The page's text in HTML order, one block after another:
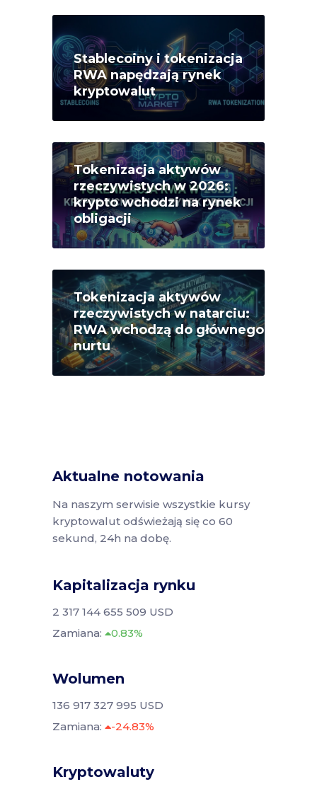
Stablecoiny i tokenizacja
RWA napędzają rynek
kryptowalut
Tokenizacja aktywów
rzeczywistych w 2026:
krypto wchodzi na rynek
obligacji
Tokenizacja aktywów
rzeczywistych w natarciu:
RWA wchodzą do głównego
nurtu
Aktualne notowania
Na naszym serwisie wszystkie kursy
kryptowalut odświeżają się co 60
sekund, 24h na dobę.
Kapitalizacja rynku
2 317 144 655 509 USD
Zamiana:
0.83%
Wolumen
136 917 327 995 USD
Zamiana:
-24.83%
Kryptowaluty